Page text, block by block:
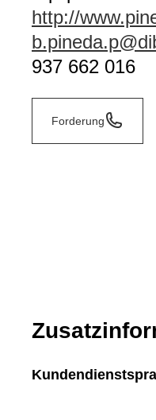
http://
937 662 016
Forderung